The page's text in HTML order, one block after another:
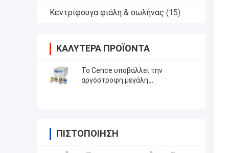
Κεντρίφουγα φιάλη & σωλήνας (15)
ΚΑΛΎΤΕΡΑ ΠΡΟΪΌΝΤΑ
Το Cence υποβάλλει την
αργόστροφη μεγάλη
ΠΙΣΤΟΠΟΊΗΣΗ